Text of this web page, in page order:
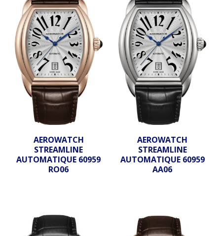
AEROWATCH
STREAMLINE
AUTOMATIQUE 60959
RO06
AEROWATCH
STREAMLINE
AUTOMATIQUE 60959
AA06